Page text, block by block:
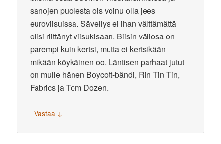
sanojen puolesta ois voinu olla jees
euroviisuissa. Sävellys ei ihan välttämättä
olisi riittänyt viisukisaan. Biisin väliosa on
parempi kuin kertsi, mutta ei kertsikään
mikään köykäinen oo. Läntisen parhaat jutut
on mulle hänen Boycott-bändi, Rin Tin Tin,
Fabrics ja Tom Dozen.
Vastaa ↓